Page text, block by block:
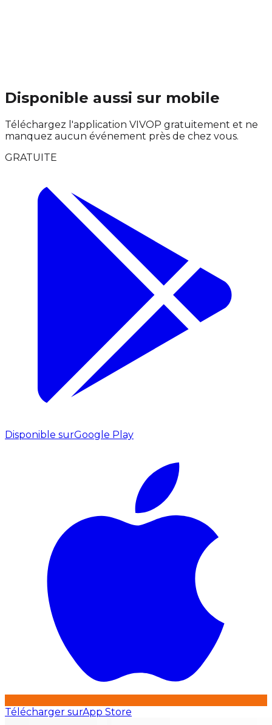
Disponible aussi sur mobile
Téléchargez l'application VIVOP gratuitement et ne
manquez aucun événement près de chez vous.
GRATUITE
Disponible surGoogle Play
Télécharger surApp Store